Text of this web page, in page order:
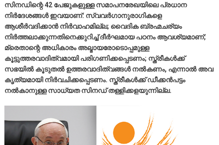
സിനഡിന്റെ 42 പേജുകളുള്ള സമാപനരേഖയിലെ പ്രധാന
നിര്‍ദേശങ്ങള്‍ ഇവയാണ്‌: സ്വവര്‍ഗാനുരാഗികളെ
ആശീര്‍വദിക്കാന്‍ നിര്‍വാഹമില്ല; വൈദിക ബ്രഹ്മചര്യം
നിര്‍ത്തലാക്കുന്നതിനെക്കുറിച്ച്‌ ദീര്‍ഘമായ പഠനം ആവശ്യമാണ്‌;
മ്രെതാന്റെ അധികാരം അല്മായരോടൊപ്പമുള്ള
കൂട്ടുത്തരവാദിത്വമായി പരിഗണിക്കപ്പെടണം; സ്ത്രീകള്‍ക്ക്‌
സഭയില്‍ കൂടുതല്‍ ഉത്തരവാദിത്വങ്ങള്‍ നല്‍കണം, എന്നാല്‍ അവ
കൃത്യമായി നിര്‍വചിക്കപ്പെടണം. സ്ത്രീകള്‍ക്ക്‌ ഡീക്കന്‍പട്ടം
നല്‍കാനുള്ള സാധ്യത സിനഡ്‌ തള്ളിക്കളയുന്നില്ല.